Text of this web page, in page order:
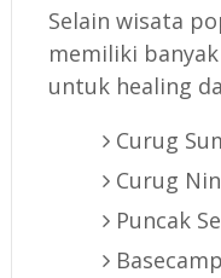
Selain wisata
memiliki
untuk healing
Curug
Curug
Puncak